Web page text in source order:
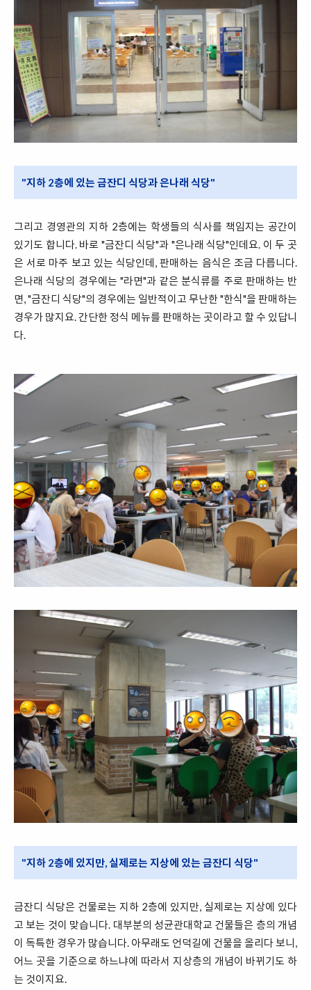
"지하 2층에 있는 금잔디 식당과 은나래 식당"
그리고 경영관의 지하 2층에는 학생들의 식사를 책임지는 공간이
있기도 합니다. 바로 "금잔디 식당"과 "은나래 식당"인데요. 이 두 곳
은 서로 마주 보고 있는 식당인데, 판매하는 음식은 조금 다릅니다.
은나래 식당의 경우에는 "라면"과 같은 분식류를 주로 판매하는 반
면, "금잔디 식당"의 경우에는 일반적이고 무난한 "한식"을 판매하는
경우가 많지요. 간단한 정식 메뉴를 판매하는 곳이라고 할 수 있답니
다.
"지하 2층에 있지만, 실제로는 지상에 있는 금잔디 식당"
금잔디 식당은 건물로는 지하 2층에 있지만, 실제로는 지상에 있다
고 보는 것이 맞습니다. 대부분의 성균관대학교 건물들은 층의 개념
이 독특한 경우가 많습니다. 아무래도 언덕길에 건물을 올리다 보니,
어느 곳을 기준으로 하느냐에 따라서 지상층의 개념이 바뀌기도 하
는 것이지요.